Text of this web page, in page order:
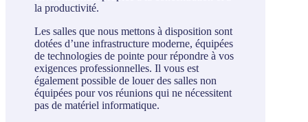
la productivité.
Les salles que nous mettons à disposition sont
dotées d’une infrastructure moderne, équipées
de technologies de pointe pour répondre à vos
exigences professionnelles. Il vous est
également possible de louer des salles non
équipées pour vos réunions qui ne nécessitent
pas de matériel informatique.